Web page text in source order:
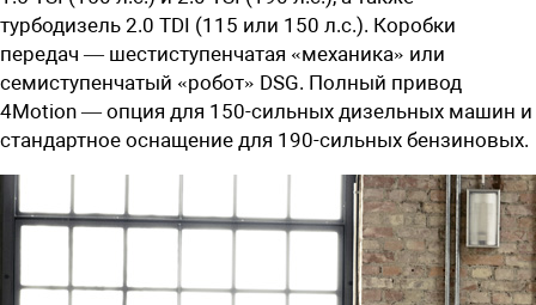
турбодизель 2.0 TDI (115 или 150 л.с.). Коробки
передач — шестиступенчатая «механика» или
семиступенчатый «робот» DSG. Полный привод
4Motion — опция для 150-сильных дизельных машин и
стандартное оснащение для 190-сильных бензиновых.